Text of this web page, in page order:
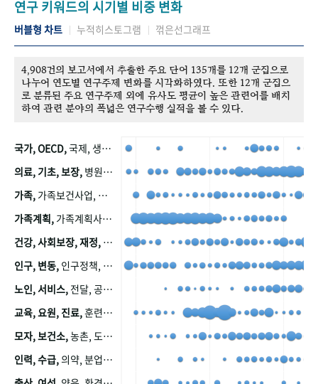
연구 키워드의 시기별 비중 변화
버블형 차트 누적히스토그램 꺾은선그래프
4,908건의 보고서에서 추출한 주요 단어 135개를 12개 군집으로
나누어 연도별 연구주제 변화를 시각화하였다. 또한 12개 군집으
로 분류된 주요 연구주제 외에 유사도 평균이 높은 관련어를 배치
하여 관련 분야의 폭넓은 연구수행 실적을 볼 수 있다.
국가, OECD,국제, 생산, 아시아, 태평양, 태평양지역, 참가
의료, 기초, 보장, 병원, 가정, 연금, 연계, 공적, 일본, 생활, 국민기초생활보장제도, 국민연금, 기금, 저소득층, 근로, 자활, 급여, 환자, 의료비, 모니터링, 한국복지패널, 소득, 지표, 빈곤, 노후, 장애인
가족, 가족보건사업, 산업, 친화, 전국, 출산력
가족계획, 가족계획사업, 가족계획사업평가, 한국가족계획사업, 피임, 보급, 부인, 자궁, 피임약
건강, 사회보장, 재정,
인구, 변동, 인구정책, 저출산, 고령사회, 고령화, 이동, 남북한, 지방자치단체, 컨설팅, 복지정책평가, 집, 사회개발
노인, 서비스, 전달, 공공, 보육, 수요, 공급, 사회서비스, 데이터, 보호, 요양, 아동, 예방, 청소년, 효율, 자원
교육, 요원, 진료,훈련, 보건요원, 마을, 마을건강사업, 보조원, 진료원, 보건진료원, 보건진료원교재
모자, 보건소,농촌, 도시, 금연, 농촌지역, 모자보건사업
인력, 수급,의약, 분업, 식품, 의약품, 의사, 안전